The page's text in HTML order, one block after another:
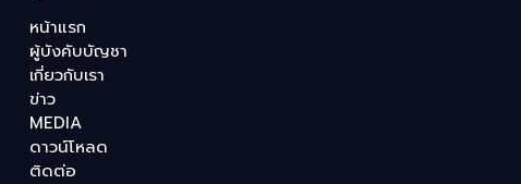
หน้าแรก
ผู้บังคับบัญชา
เกี่ยวกับเรา
ข่าว
MEDIA
ดาวน์โหลด
ติดต่อ